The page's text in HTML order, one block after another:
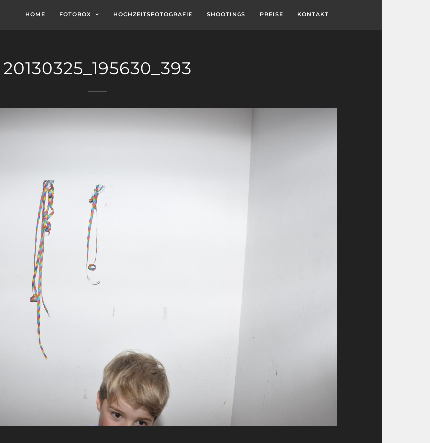
HOME FOTOBOX HOCHZEITSFOTOGRAFIE SHOOTINGS PREISE KONTAKT
20130325_195630_393